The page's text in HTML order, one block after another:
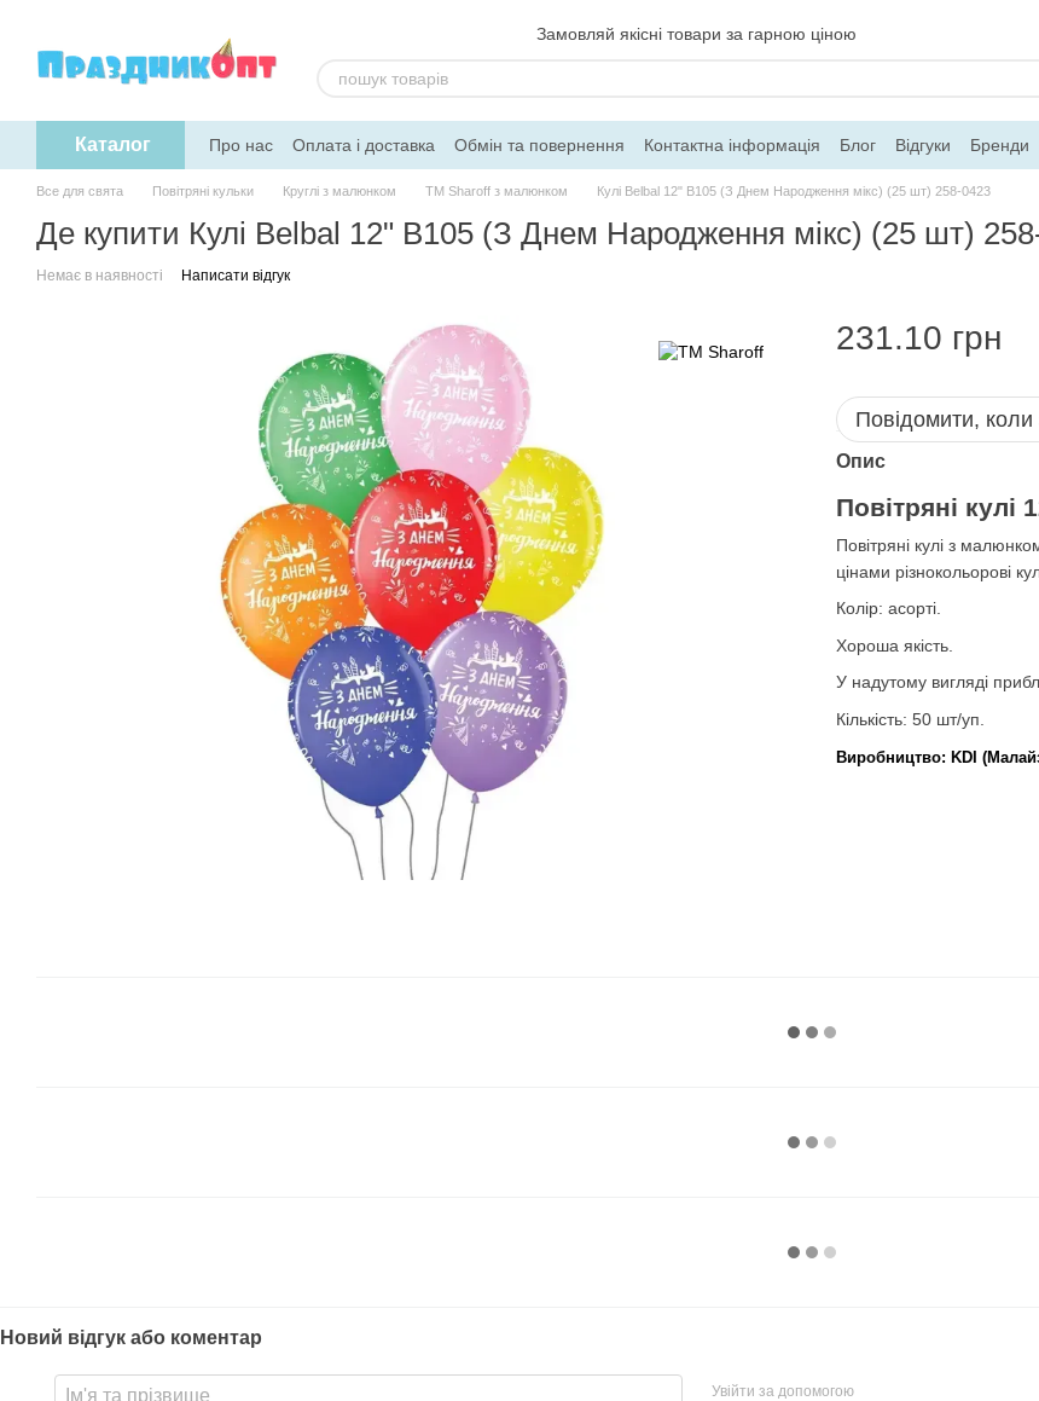
Замовляй якісні товари за гарною ціною
Каталог Про нас Оплата і доставка Обмін та повернення Контактна інформація Блог Відгуки Бренди
Допомога
Все для свята Повітряні кульки Круглі з малюнком ТМ Sharoff з малюнком Кулі Belbal 12" B105 (З Днем Народження мікс) (25 шт) 258-0423
Де купити Кулі Belbal 12" B105 (З Днем Народження мікс) (25 шт)
Немає в наявності Написати відгук
231.10 грн
Повідомити, коли
Опис
Повітряні кулі
Повітряні кулі з
цінами різнокольорові
Колір: асорті.
Хороша якість.
У надутому вигляді
Кількість: 50 шт/уп.
Виробництво: KDI
Новий відгук або коментар
Увійти за допомогою